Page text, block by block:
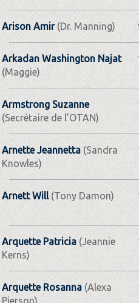
Arison Amir(Dr. Manning)
Arkadan Washington Najat
(Maggie)
Armstrong Suzanne
(Secrétaire de l'OTAN)
Arnette Jeannetta (Sandra
Knowles)
Arnett Will(Tony Damon)
Arquette Patricia(Jeannie
Kerns)
Arquette Rosanna(Alexa
Pierson)